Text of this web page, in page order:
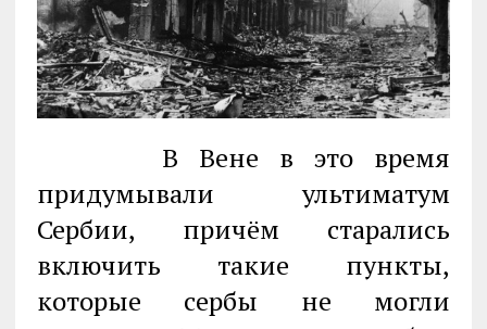
В Вене в это время
придумывали ультиматум
Сербии, причём старались
включить такие пункты,
которые сербы не могли